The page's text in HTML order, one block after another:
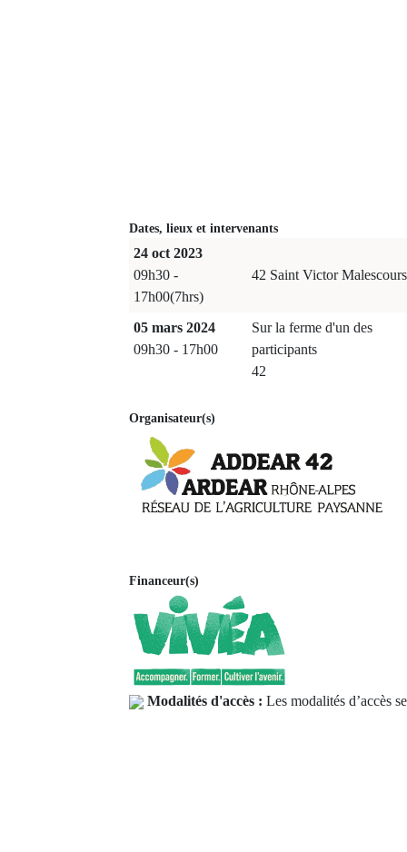
Dates, lieux et intervenants
24 oct 2023
09h30 -
17h00(7hrs)
42 Saint Victor Malescours
05 mars 2024
09h30 - 17h00
Sur la ferme d'un des
participants
42
Organisateur(s)
Financeur(s)
Modalités d'accès : Les modalités d’accès